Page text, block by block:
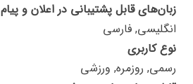
زبان‌های قابل پشتیبانی در اعلان و پیام
انگلیسی, فارسی
نوع کاربری
رسمی, روزمره, ورزشی